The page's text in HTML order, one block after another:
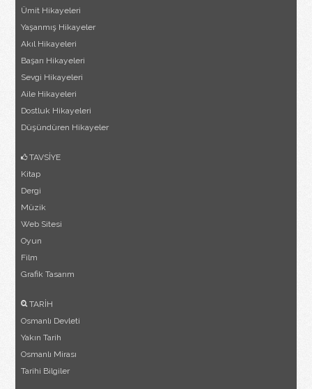
Ümit Hikayeleri
Yaşanmış Hikayeler
Akıl Hikayeleri
Başarı Hikayeleri
Sevgi Hikayeleri
Aile Hikayeleri
Dostluk Hikayeleri
Düşündüren Hikayeler
TAVSİYE
Kitap
Dergi
Müzik
Web Sitesi
Oyun
Film
Grafik Tasarım
TARİH
Osmanlı Devleti
Yakın Tarih
Osmanlı Mirası
Tarihi Bilgiler